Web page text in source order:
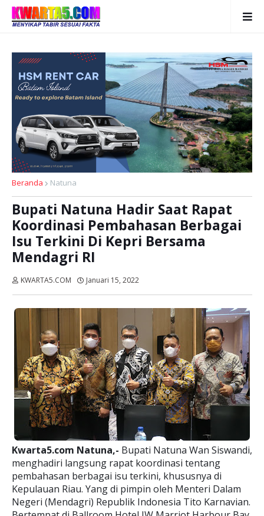
Beranda Natuna
Bupati Natuna Hadir Saat Rapat
Koordinasi Pembahasan Berbagai
Isu Terkini Di Kepri Bersama
Mendagri RI
KWARTA5.COM Januari 15, 2022
Kwarta5.com Natuna,- Bupati Natuna Wan Siswandi,
menghadiri langsung rapat koordinasi tentang
pembahasan berbagai isu terkini, khususnya di
Kepulauan Riau. Yang di pimpin oleh Menteri Dalam
Negeri (Mendagri) Republik Indonesia Tito Karnavian.